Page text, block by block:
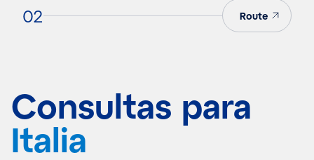
02 Route
Consultas para
Italia